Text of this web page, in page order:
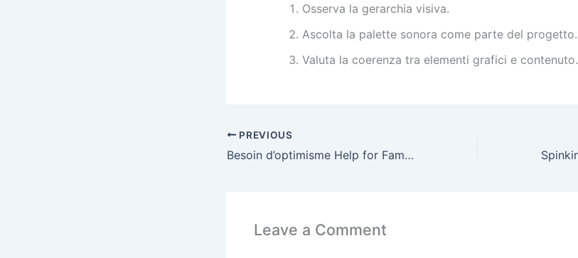
Osserva la gerarchia visiva.
Ascolta la palette sonora come parte del progetto.
Valuta la coerenza tra elementi grafici e contenuto.
PREVIOUS
Besoin d’optimisme Help for Family Members
Leave a Comment